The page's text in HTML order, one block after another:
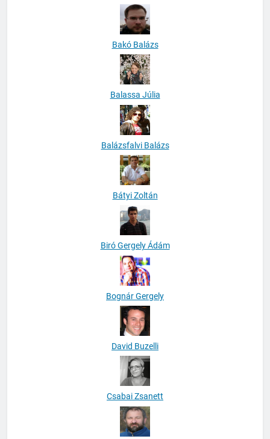
Bakó Balázs
Balassa Júlia
Balázsfalvi Balázs
Bátyi Zoltán
Biró Gergely Ádám
Bognár Gergely
David Buzelli
Csabai Zsanett